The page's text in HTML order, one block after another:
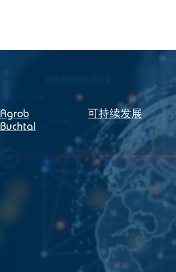
Agrob
Buchtal
可持续发展